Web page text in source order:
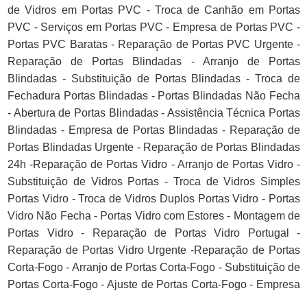
de Vidros em Portas PVC - Troca de Canhão em Portas
PVC - Serviços em Portas PVC - Empresa de Portas PVC -
Portas PVC Baratas - Reparação de Portas PVC Urgente -
Reparação de Portas Blindadas - Arranjo de Portas
Blindadas - Substituição de Portas Blindadas - Troca de
Fechadura Portas Blindadas - Portas Blindadas Não Fecha
- Abertura de Portas Blindadas - Assistência Técnica Portas
Blindadas - Empresa de Portas Blindadas - Reparação de
Portas Blindadas Urgente - Reparação de Portas Blindadas
24h -Reparação de Portas Vidro - Arranjo de Portas Vidro -
Substituição de Vidros Portas - Troca de Vidros Simples
Portas Vidro - Troca de Vidros Duplos Portas Vidro - Portas
Vidro Não Fecha - Portas Vidro com Estores - Montagem de
Portas Vidro - Reparação de Portas Vidro Portugal -
Reparação de Portas Vidro Urgente -Reparação de Portas
Corta-Fogo - Arranjo de Portas Corta-Fogo - Substituição de
Portas Corta-Fogo - Ajuste de Portas Corta-Fogo - Empresa